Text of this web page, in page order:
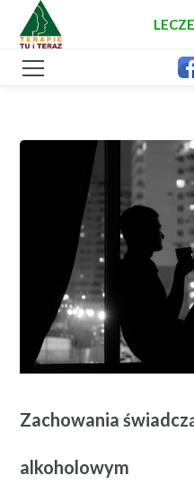
Zachowania
alkoholowym